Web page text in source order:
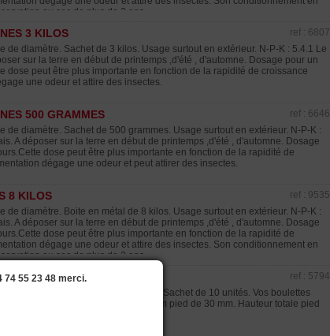
au sec de plus de 3 ans.
3 KILOS
ref : 6807
de diamètre. Sachet de 3 kilos. Usage surtout en extérieur. N-P-K : 5.4.1 Le
sur la terre en début de printemps ,d'été , d'automne. Dosage pour un
dose peut être plus importante en fonction de la rapidité de croissance
une odeur et attire des insectes.
500 GRAMMES
ref : 6646
de diamètre. Sachet de 500 grammes. Usage surtout en extérieur. N-P-K :
A déposer sur la terre en début de printemps ,d'été , d'automne. Dosage
dose peut être plus importante en fonction de la rapidité de
dégage une odeur et peut attirer des insectes.
8 KILOS
ref : 9535
de diamètre. Boite en métal de 8 kilos. Usage surtout en extérieur. N-P-K :
A déposer sur la terre en début de printemps ,d'été , d'automne. Dosage
dose peut être plus importante en fonction de la rapidité de
dégage une odeur et attire des insectes. Son conditionnement en
au sec de plus de 3 ans.
SPHÉRIQUE GM.
ref : 5794
piquet de fixation. Plastique marron. Sachet de 10 unités. Vos boulettes
par les intempéries. Ø 38 mm pied de 30 mm. Hauteur totale pied
74 55 23 48 merci.